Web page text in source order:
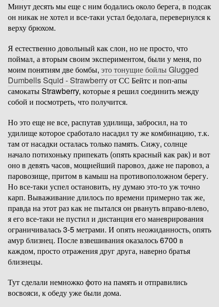
Минут десять мы еще с ним бодались около берега, в подсак
он никак не хотел и все-таки устал бедолага, перевернулся к
верху брюхом.
Я естественно довольный как слон, но не просто, что
поймал, а вторым своим экспериментом, были у меня, по
моим понятиям две бомбы, это тонущие бойлы Glugged
Dumbells Squid - Strawberryот СС Бейтс и поп-апы
самокаты Strawberry, которые я решил соединить между
собой и посмотреть, что получится.
Но это еще не все, распутав удилища, забросил, на то
удилище которое сработало насадил ту же комбинацию, т.к.
там от насадки осталась только память. Сижу, солнце
начало потихоньку припекать (опять красный как рак) и вот
оно в девять часов, мощнейший паровоз, даже не паровоз, а
паровозище, притом в камыш на противоположном берегу.
Но все-таки успел остановить, ну думаю это-то уж точно
карп. Вываживание длилось по времени примерно так же,
правда на этот раз как не пытался он рвануть вправо-влево,
я его все-таки не пустил и дистанция его маневрирования
ограничивалась 3-5 метрами. И опять неожиданность, опять
амур близнец. После взвешивания оказалось 6700 в
каждом, просто отражения друг друга, наверно братья
близнецы.
Тут сделали немножко фото на память и отправились
восвояси, к обеду уже были дома.